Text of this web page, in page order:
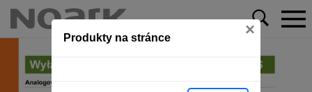
Produkty na stránce ×